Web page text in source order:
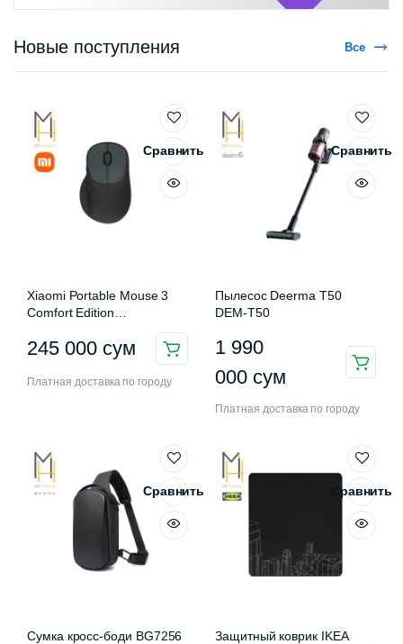
Новые поступления Все
Сравнить
Xiaomi Portable Mouse 3
Comfort Edition
245 000 сум
Платная доставка по городу
Сравнить
Пылесос Deerma T50
DEM-T50
1 990
000 сум
Платная доставка по городу
Сравнить
Сумка кросс-боди BG7256
Сравнить
Защитный коврик IKEA